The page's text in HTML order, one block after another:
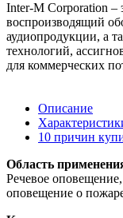
Inter-M Corporation –
воспроизводящий
аудиопродукции, а
технологий,
для коммерческих
Описание
10 причин
Область
Речевое
оповещение о